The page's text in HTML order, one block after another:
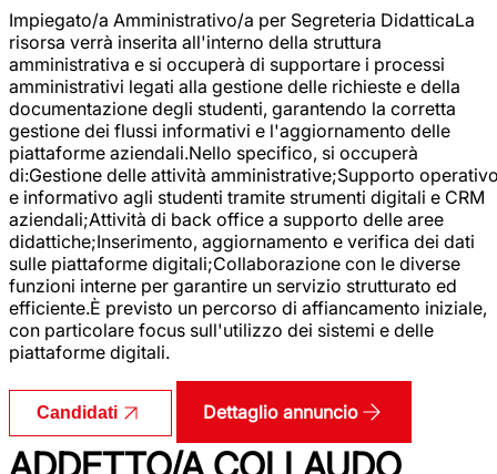
Impiegato/a Amministrativo/a per Segreteria DidatticaLa
risorsa verrà inserita all'interno della struttura
amministrativa e si occuperà di supportare i processi
amministrativi legati alla gestione delle richieste e della
documentazione degli studenti, garantendo la corretta
gestione dei flussi informativi e l'aggiornamento delle
piattaforme aziendali.Nello specifico, si occuperà
di:Gestione delle attività amministrative;Supporto
e informativo agli studenti tramite strumenti digitali e CRM
aziendali;Attività di back office a supporto delle aree
didattiche;Inserimento, aggiornamento e verifica dei dati
sulle piattaforme digitali;Collaborazione con le diverse
funzioni interne per garantire un servizio strutturato ed
efficiente.È previsto un percorso di affiancamento iniziale,
con particolare focus sull'utilizzo dei sistemi e delle
piattaforme digitali.
Candidati Dettaglio annuncio
ADDETTO/A COLLAUDO